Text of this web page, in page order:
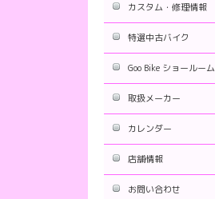
カスタム・修理情報
特選中古バイク
Goo Bike ショールーム
取扱メーカー
カレンダー
店舗情報
お問い合わせ